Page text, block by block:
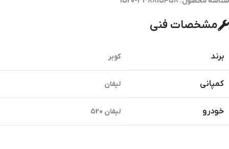
مشخصات فنی
برند کوبر
کمپانی لیفان
خودرو لیفان 520